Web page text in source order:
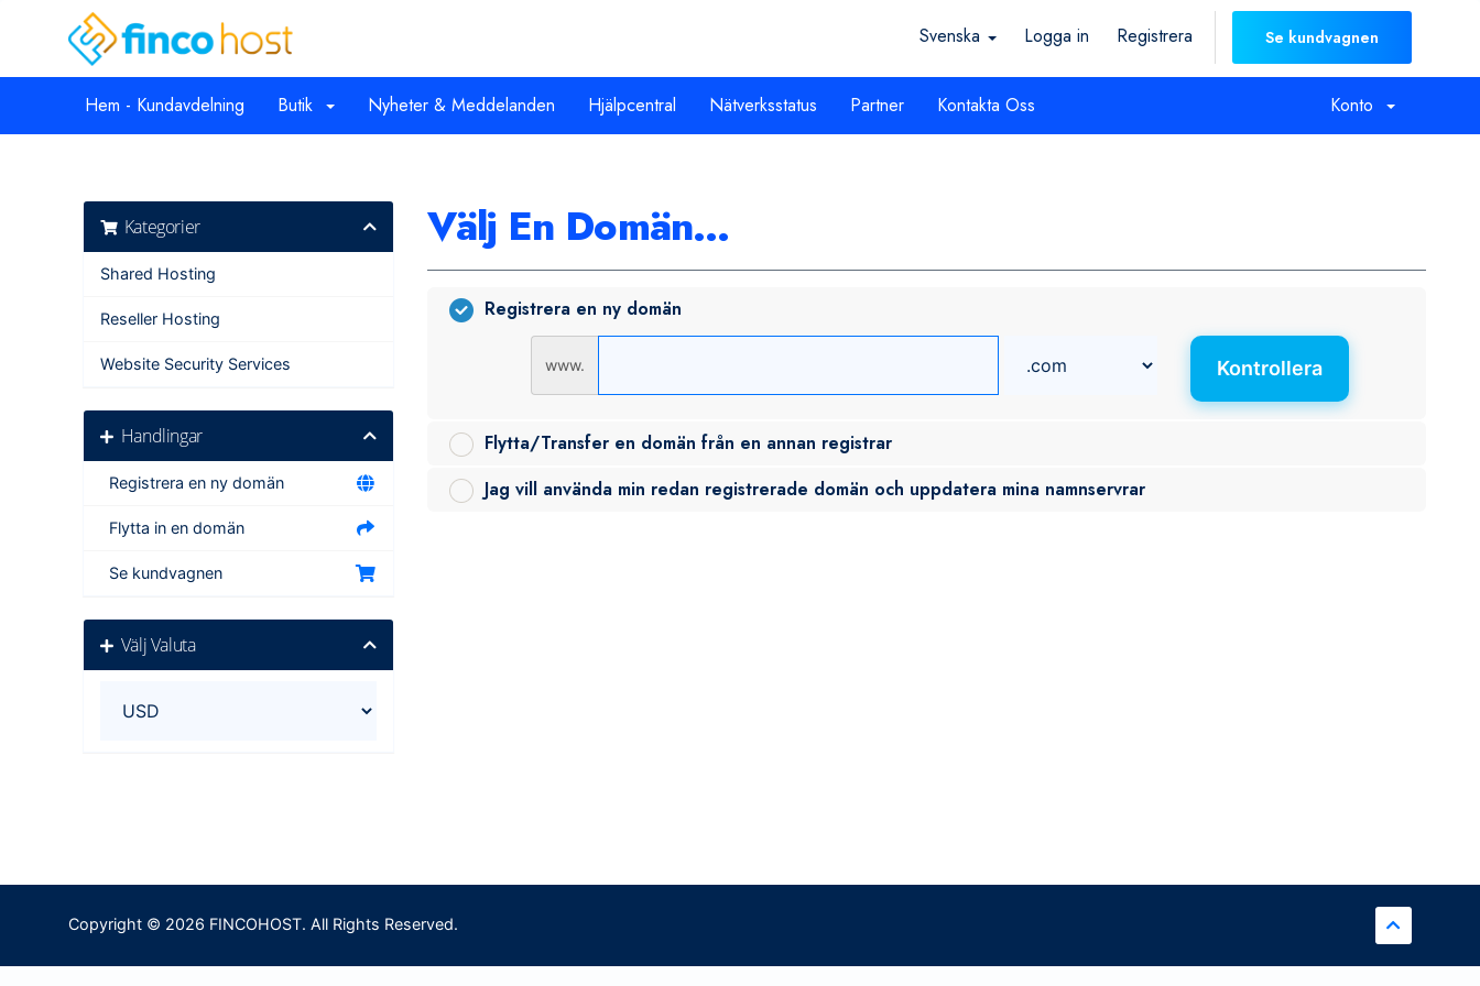
Svenska Logga in Registrera Se kundvagnen
Hem - Kundavdelning Butik Nyheter & Meddelanden Hjälpcentral Nätverksstatus Partner Kontakta Oss Konto
Kategorier
Shared Hosting
Reseller Hosting
Website Security Services
Handlingar
Registrera en ny domän
Flytta in en domän
Se kundvagnen
Välj Valuta
Välj En Domän...
Registrera en ny domän
www. Kontrollera
Flytta/Transfer en domän från en annan registrar
Jag vill använda min redan registrerade domän och uppdatera mina namnservrar
Copyright © 2026 FINCOHOST. All Rights Reserved.